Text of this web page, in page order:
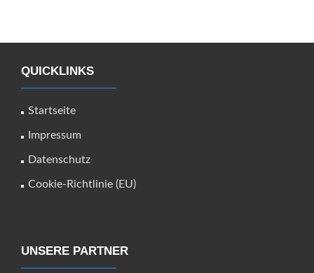
QUICKLINKS
Startseite
Impressum
Datenschutz
Cookie-Richtlinie (EU)
UNSERE PARTNER